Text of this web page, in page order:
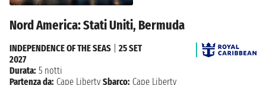
Nord America: Stati Uniti, Bermuda
INDEPENDENCE OF THE SEAS
25 SET
2027
Durata: 5 notti
Partenza da: Cape Liberty Sbarco: Cape Liberty